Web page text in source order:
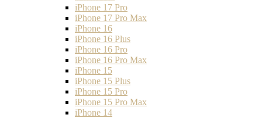
iPhone 17 Pro
iPhone 17 Pro Max
iPhone 16
iPhone 16 Plus
iPhone 16 Pro
iPhone 16 Pro Max
iPhone 15
iPhone 15 Plus
iPhone 15 Pro
iPhone 15 Pro Max
iPhone 14